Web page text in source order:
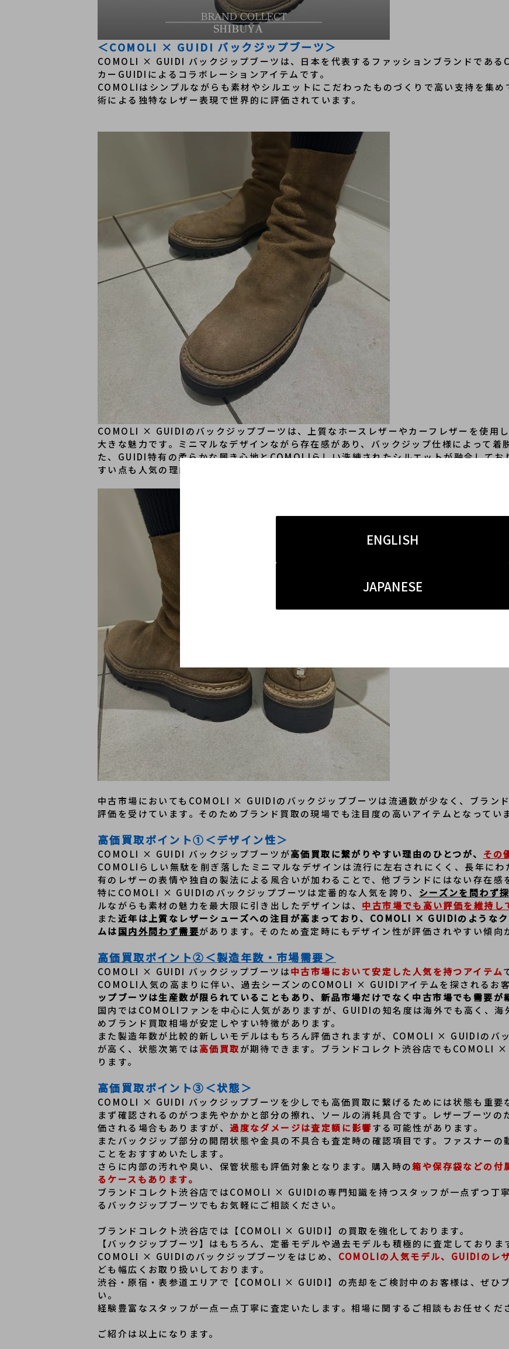
ENGLISH
JAPANESE
＜COMOLI × GUIDI バックジップブーツ＞
COMOLI × GUIDI バックジップブーツは、日本を代表するファッションブランドである
カーGUIDIによるコラボレーションアイテムです。
COMOLIはシンプルながらも素材やシルエットにこだわったものづくりで高い支持を集
術による独特なレザー表現で世界的に評価されています。
COMOLI × GUIDIのバックジップブーツは、上質なホースレザーやカーフレザーを使用
大きな魅力です。ミニマルなデザインながら存在感があり、バックジップ仕様によって着
た、GUIDI特有の柔らかな履き心地とCOMOLIらしい洗練されたシルエットが融合してお
すい点も人気の理由です。
中古市場においてもCOMOLI × GUIDIのバックジップブーツは流通数が少なく、ブラン
評価を受けています。そのためブランド買取の現場でも注目度の高いアイテムとなっていま
高価買取ポイント①＜デザイン性＞
COMOLI × GUIDI バックジップブーツが高価買取に繋がりやすい理由のひとつが、 その
COMOLIらしい無駄を削ぎ落したミニマルなデザインは流行に左右されにくく、長年に
有のレザーの表情や独自の製法による風合いが加わることで、他ブランドにはない存在感
特にCOMOLI × GUIDIのバックジップブーツは定番的な人気を誇り、 シーズンを問わず
ルながらも素材の魅力を最大限に引き出したデザインは、 中古市場でも高い評価を維持し
また近年は上質なレザーシューズへの注目が高まっており、COMOLI × GUIDIのような
ムは国内外問わず需要があります。そのため査定時にもデザイン性が評価されやすい傾向
高価買取ポイント②＜製造年数・市場需要＞
COMOLI × GUIDI バックジップブーツは中古市場において安定した人気を持つアイテム
COMOLI人気の高まりに伴い、過去シーズンのCOMOLI × GUIDIアイテムを探されるお
ップブーツは生産数が限られていることもあり、新品市場だけでなく中古市場でも需要が
国内ではCOMOLIファンを中心に人気がありますが、GUIDIの知名度は海外でも高く、海
めブランド買取相場が安定しやすい特徴があります。
また製造年数が比較的新しいモデルはもちろん評価されますが、COMOLI × GUIDIのバ
が高く、状態次第では高価買取が期待できます。ブランドコレクト渋谷店でもCOMOLI
ります。
高価買取ポイント③＜状態＞
COMOLI × GUIDI バックジップブーツを少しでも高価買取に繋げるためには状態も重要
まず確認されるのがつま先やかかと部分の擦れ、ソールの消耗具合です。レザーブーツ
価される場合もありますが、過度なダメージは査定額に影響する可能性があります。
またバックジップ部分の開閉状態や金具の不具合も査定時の確認項目です。ファスナーの
ことをおすすめいたします。
さらに内部の汚れや臭い、保管状態も評価対象となります。購入時の箱や保存袋などの付
るケースもあります。
ブランドコレクト渋谷店ではCOMOLI × GUIDIの専門知識を持つスタッフが一点ずつ丁
るバックジップブーツでもお気軽にご相談ください。
ブランドコレクト渋谷店では【COMOLI × GUIDI】の買取を強化しております。
【バックジップブーツ】はもちろん、定番モデルや過去モデルも積極的に査定しておりま
COMOLI × GUIDIのバックジップブーツをはじめ、 COMOLIの人気モデル、GUIDIのレ
ども幅広くお取り扱いしております。
渋谷・原宿・表参道エリアで【COMOLI × GUIDI】の売却をご検討中のお客様は、ぜひ
い。
経験豊富なスタッフが一点一点丁寧に査定いたします。相場に関するご相談もお任せくだ
ご紹介は以上になります。